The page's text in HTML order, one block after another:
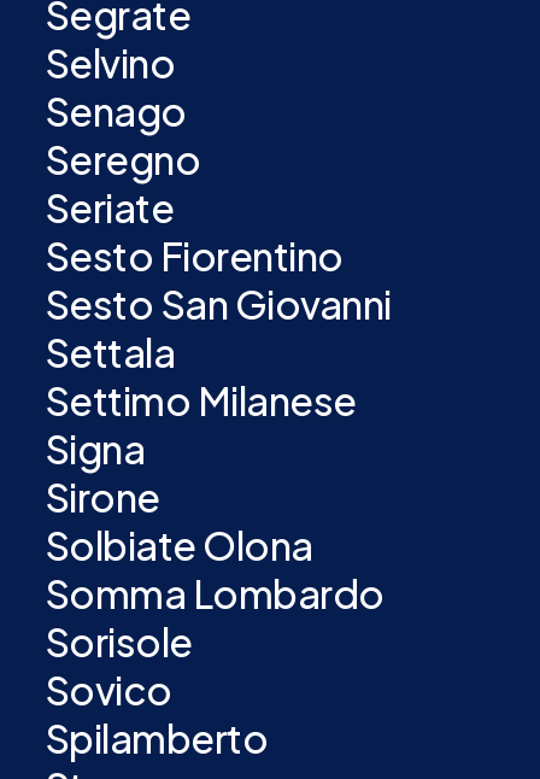
Segrate
Selvino
Senago
Seregno
Seriate
Sesto Fiorentino
Sesto San Giovanni
Settala
Settimo Milanese
Signa
Sirone
Solbiate Olona
Somma Lombardo
Sorisole
Sovico
Spilamberto